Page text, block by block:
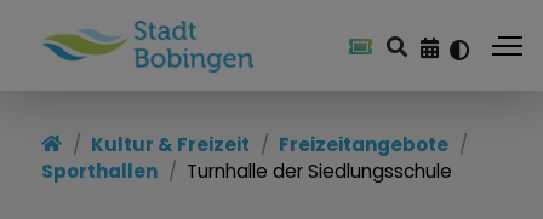
Kultur & Freizeit
Freizeitangebote
Sporthallen
Turnhalle der Siedlungsschule